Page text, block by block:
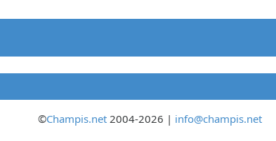
©Champis.net2004-2026 | info@champis.net